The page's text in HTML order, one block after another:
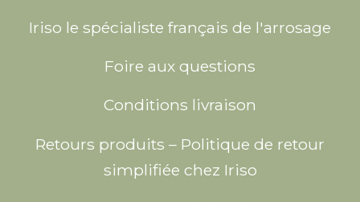
Iriso le spécialiste français de l'arrosage
Foire aux questions
Conditions livraison
Retours produits – Politique de retour
simplifiée chez Iriso